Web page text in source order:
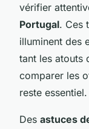
vérifier
Portugal. Ces
illuminent des
tant les atouts
comparer les
reste essentiel.
Des astuces